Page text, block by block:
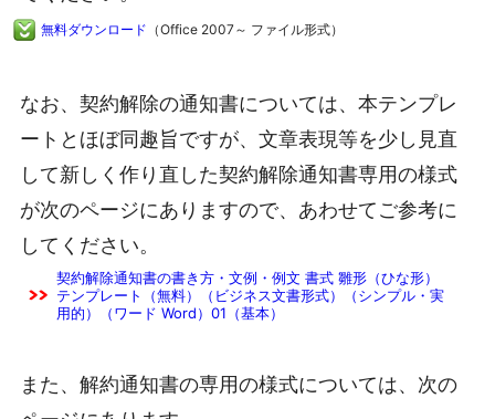
無料ダウンロード （Office 2007～ ファイル形式）
なお、契約解除の通知書については、本テンプレ
ートとほぼ同趣旨ですが、文章表現等を少し見直
して新しく作り直した契約解除通知書専用の様式
が次のページにありますので、あわせてご参考に
してください。
契約解除通知書の書き方・文例・例文 書式 雛形（ひな形）
テンプレート（無料）（ビジネス文書形式）（シンプル・実
用的）（ワード Word）01（基本）
また、解約通知書の専用の様式については、次の